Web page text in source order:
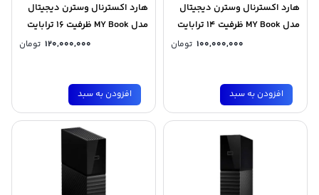
هارد اکسترنال وسترن دیجیتال
مدل MY Book ظرفیت 14 ترابایت
100,000,000 تومان
افزودن به سبد
هارد اکسترنال وسترن دیجیتال
مدل MY Book ظرفیت 16 ترابایت
120,000,000 تومان
افزودن به سبد